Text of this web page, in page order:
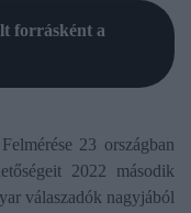
forrásként a
23 országban
2022 második
válaszadók nagyjából